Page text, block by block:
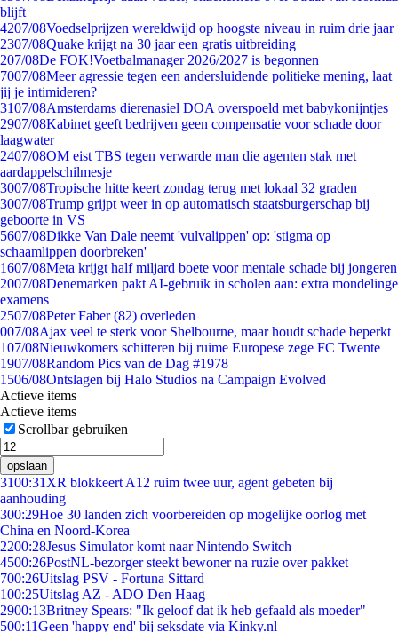
blijft
4207/08Voedselprijzen wereldwijd op hoogste niveau in ruim drie jaar
2307/08Quake krijgt na 30 jaar een gratis uitbreiding
207/08De FOK!Voetbalmanager 2026/2027 is begonnen
7007/08Meer agressie tegen een andersluidende politieke mening, laat
jij je intimideren?
3107/08Amsterdams dierenasiel DOA overspoeld met babykonijntjes
2907/08Kabinet geeft bedrijven geen compensatie voor schade door
laagwater
2407/08OM eist TBS tegen verwarde man die agenten stak met
aardappelschilmesje
3007/08Tropische hitte keert zondag terug met lokaal 32 graden
3007/08Trump grijpt weer in op automatisch staatsburgerschap bij
geboorte in VS
5607/08Dikke Van Dale neemt 'vulvalippen' op: 'stigma op
schaamlippen doorbreken'
1607/08Meta krijgt half miljard boete voor mentale schade bij jongeren
2007/08Denemarken pakt AI-gebruik in scholen aan: extra mondelinge
examens
2507/08Peter Faber (82) overleden
007/08Ajax veel te sterk voor Shelbourne, maar houdt schade beperkt
107/08Nieuwkomers schitteren bij ruime Europese zege FC Twente
1907/08Random Pics van de Dag #1978
1506/08Ontslagen bij Halo Studios na Campaign Evolved
Actieve items
Actieve items
Scrollbar gebruiken
opslaan
3100:31 XR blokkeert A12 ruim twee uur, agent gebeten bij
aanhouding
300:29Hoe 30 landen zich voorbereiden op mogelijke oorlog met
China en Noord-Korea
2200:28Jesus Simulator komt naar Nintendo Switch
4500:26PostNL-bezorger steekt bewoner na ruzie over pakket
700:26Uitslag PSV - Fortuna Sittard
100:25Uitslag AZ - ADO Den Haag
2900:13Britney Spears: "Ik geloof dat ik heb gefaald als moeder"
500:11Geen 'happy end' bij seksdate via Kinky.nl